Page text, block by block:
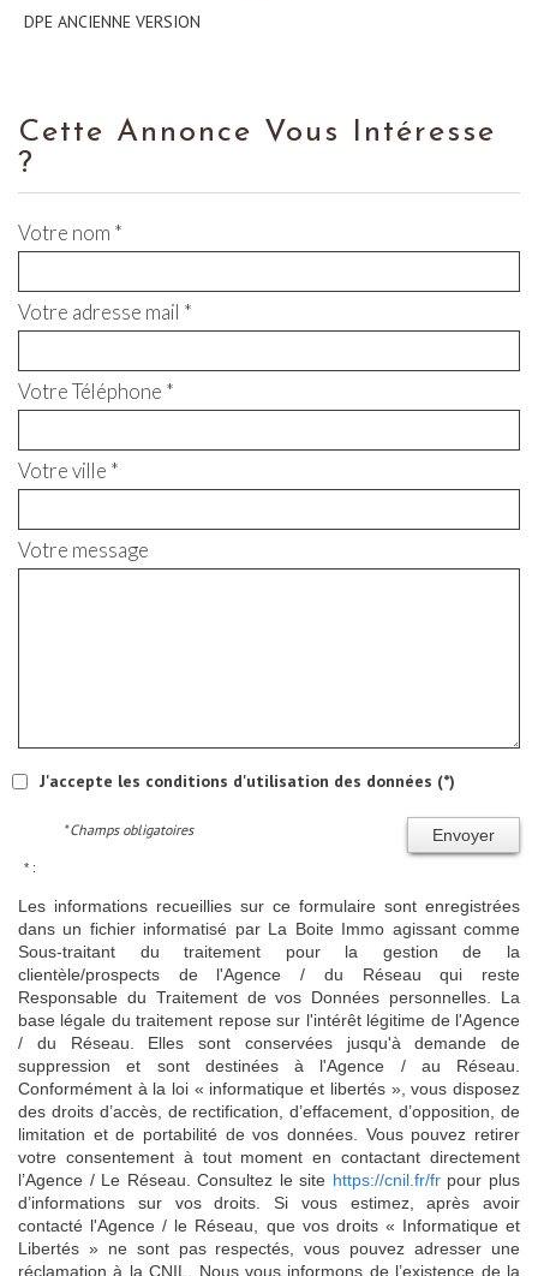
DPE ANCIENNE VERSION
Cette Annonce Vous Intéresse
?
Votre nom *
Votre adresse mail *
Votre Téléphone *
Votre ville *
Votre message
J'accepte les conditions d'utilisation des données (*)
Envoyer
* Champs obligatoires
* :
Les informations recueillies sur ce formulaire sont enregistrées
dans un fichier informatisé par La Boite Immo agissant comme
Sous-traitant du traitement pour la gestion de la
clientèle/prospects de l'Agence / du Réseau qui reste
Responsable du Traitement de vos Données personnelles. La
base légale du traitement repose sur l'intérêt légitime de l'Agence
/ du Réseau. Elles sont conservées jusqu'à demande de
suppression et sont destinées à l'Agence / au Réseau.
Conformément à la loi « informatique et libertés », vous disposez
des droits d’accès, de rectification, d’effacement, d’opposition, de
limitation et de portabilité de vos données. Vous pouvez retirer
votre consentement à tout moment en contactant directement
l’Agence / Le Réseau. Consultez le site https://cnil.fr/frpour plus
d’informations sur vos droits. Si vous estimez, après avoir
contacté l'Agence / le Réseau, que vos droits « Informatique et
Libertés » ne sont pas respectés, vous pouvez adresser une
réclamation à la CNIL. Nous vous informons de l’existence de la